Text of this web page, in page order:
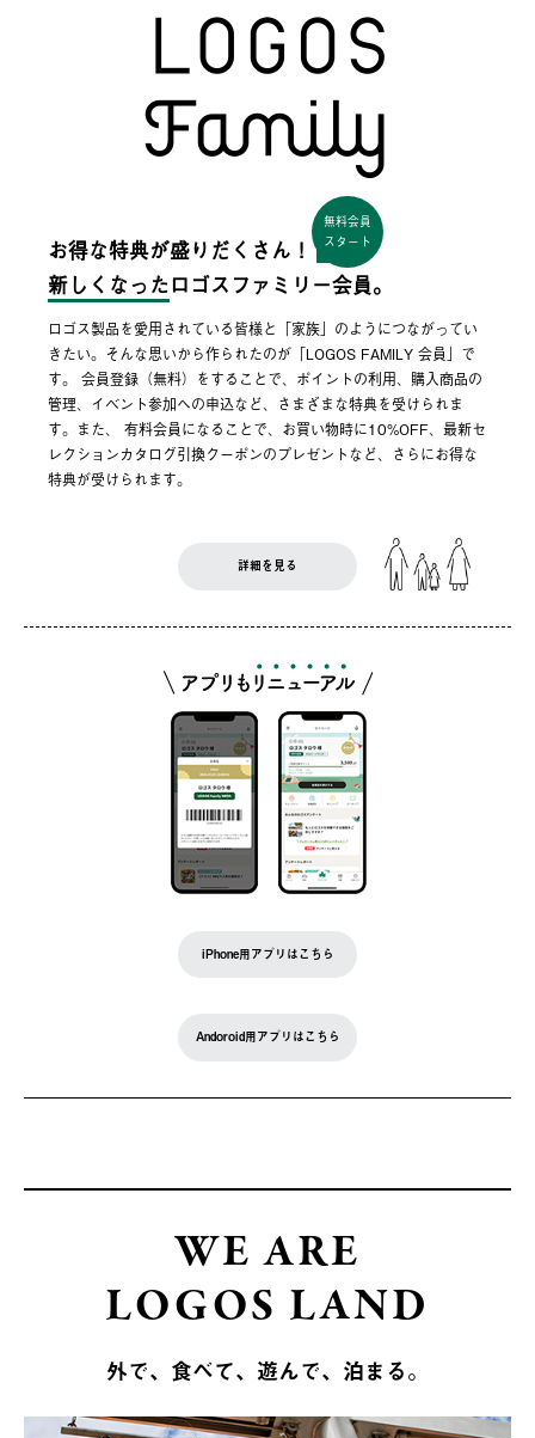
お得な特典が盛りだくさん！
無料会員
スタート
新しくなった ロゴスファミリー会員。
ロゴス製品を愛用されている皆様と「家族」のようにつながってい
きたい。そんな思いから作られたのが「LOGOS FAMILY 会員」で
す。 会員登録（無料）をすることで、ポイントの利用、購入商品の
管理、イベント参加への申込など、さまざまな特典を受けられま
す。また、 有料会員になることで、お買い物時に10%OFF、最新セ
レクションカタログ引換クーポンのプレゼントなど、さらにお得な
特典が受けられます。
詳細を見る
iPhone用アプリはこちら
Andoroid用アプリはこちら
WE ARE
LOGOS LAND
外で、食べて、遊んで、泊まる。